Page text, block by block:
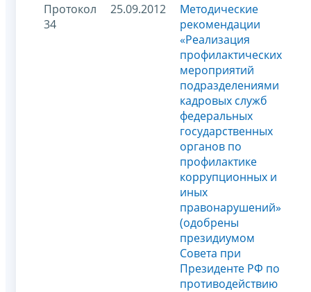
Протокол
34
25.09.2012
Методические
рекомендации
«Реализация
профилактических
мероприятий
подразделениями
кадровых служб
федеральных
государственных
органов по
профилактике
коррупционных и
иных
правонарушений»
(одобрены
президиумом
Совета при
Президенте РФ по
противодействию